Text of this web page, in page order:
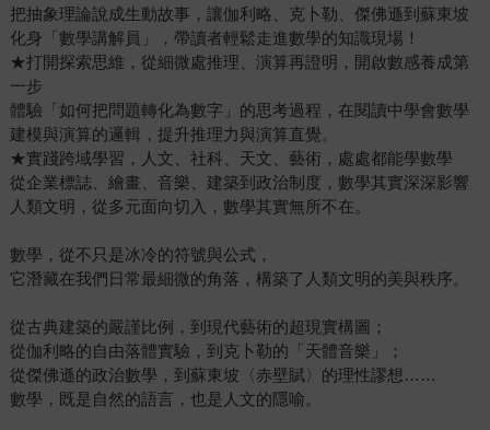
把抽象理論說成生動故事，讓伽利略、克卜勒、傑佛遜到蘇東坡
化身「數學講解員」，帶讀者輕鬆走進數學的知識現場！
★打開探索思維，從細微處推理、演算再證明，開啟數感養成第
一步
體驗「如何把問題轉化為數字」的思考過程，在閱讀中學會數學
建模與演算的邏輯，提升推理力與演算直覺。
★實踐跨域學習，人文、社科、天文、藝術，處處都能學數學
從企業標誌、繪畫、音樂、建築到政治制度，數學其實深深影響
人類文明，從多元面向切入，數學其實無所不在。
數學，從不只是冰冷的符號與公式，
它潛藏在我們日常最細微的角落，構築了人類文明的美與秩序。
從古典建築的嚴謹比例，到現代藝術的超現實構圖；
從伽利略的自由落體實驗，到克卜勒的「天體音樂」；
從傑佛遜的政治數學，到蘇東坡〈赤壁賦〉的理性謬想……
數學，既是自然的語言，也是人文的隱喻。